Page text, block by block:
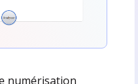
numérisation